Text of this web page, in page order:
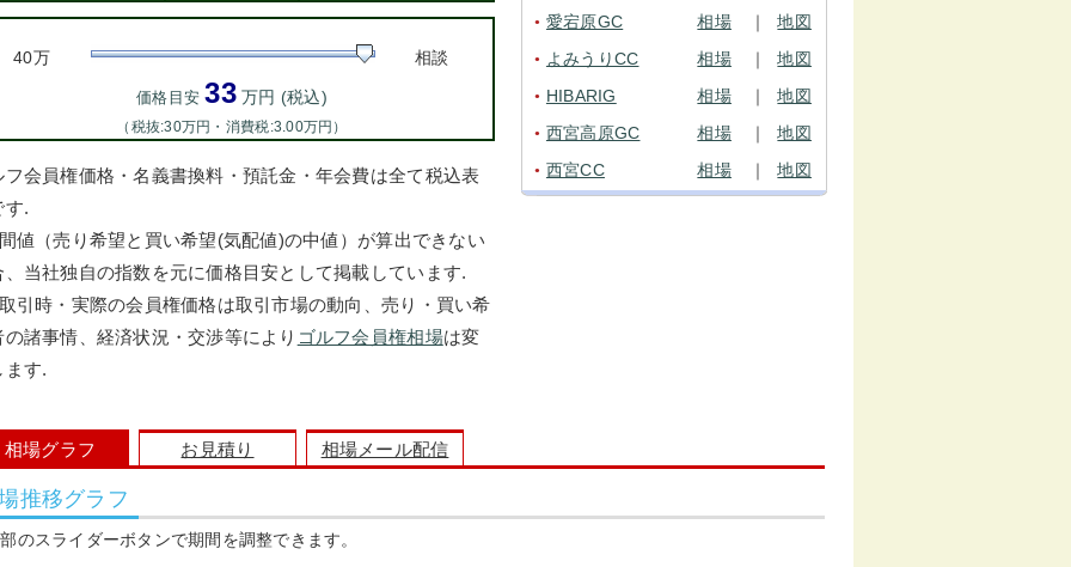
40万 相談
価格目安33万円 (税込)
（税抜:30万円・消費税:3.00万円）
フ会員権価格・名義書換料・預託金・年会費は全て税込表
す.
値（売り希望と買い希望(気配値)の中値）が算出できない
、当社独自の指数を元に価格目安として掲載しています.
引時・実際の会員権価格は取引市場の動向、売り・買い希
の諸事情、経済状況・交渉等により ゴルフ会員権相場は変
ます.
● 愛宕原GC 相場 ｜ 地図
● よみうりCC 相場 ｜ 地図
● HIBARIG 相場 ｜ 地図
● 西宮高原GC 相場 ｜ 地図
● 西宮CC 相場 ｜ 地図
相場グラフ お見積り 相場メール配信
推移グラフ
のスライダーボタンで期間を調整できます。